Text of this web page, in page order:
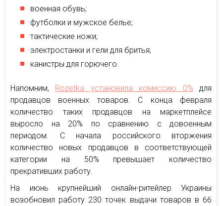
военная обувь;
футболки и мужское белье;
тактические ножи;
электростанки и гели для бритья;
канистры для горючего.
Напомним, Rozetka установила комиссию 0% для
продавцов военных товаров. С конца февраля
количество таких продавцов на маркетплейсе
выросло на 20% по сравнению с довоенным
периодом. С начала российского вторжения
количество новых продавцов в соответствующей
категории на 50% превышает количество
прекративших работу.
На июнь крупнейший онлайн-ритейлер Украины
возобновил работу 230 точек выдачи товаров в 66